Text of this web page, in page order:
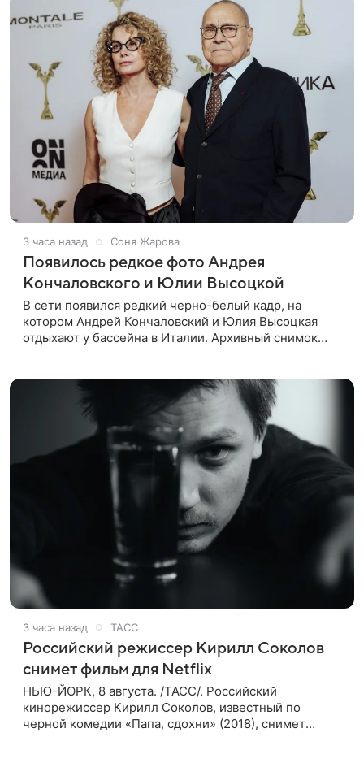
3 часа назад Соня Жарова
Появилось редкое фото Андрея
Кончаловского и Юлии Высоцкой
В сети появился редкий черно-белый кадр, на
котором Андрей Кончаловский и Юлия Высоцкая
отдыхают у бассейна в Италии. Архивный снимок
3 часа назад ТАСС
Российский режиссер Кирилл Соколов
снимет фильм для Netflix
НЬЮ-ЙОРК, 8 августа. /ТАСС/. Российский
кинорежиссер Кирилл Соколов, известный по
черной комедии «Папа, сдохни» (2018), снимет